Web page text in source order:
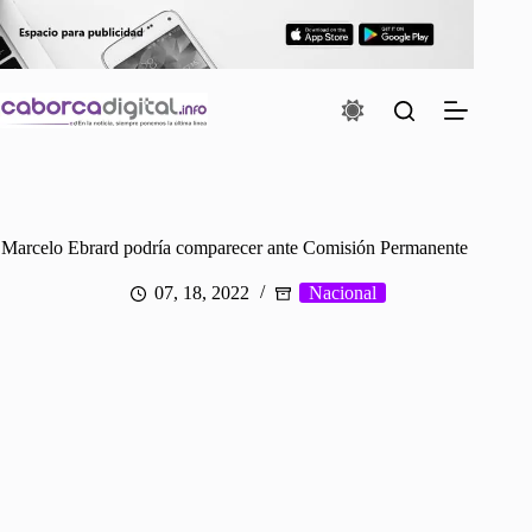
Saltar
al
contenido
Marcelo Ebrard podría comparecer ante Comisión Permanente
07, 18, 2022 Nacional